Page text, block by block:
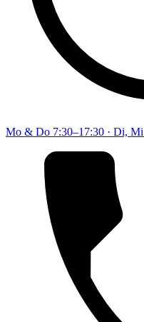
Mo & Do 7:30–17:30 · Di,